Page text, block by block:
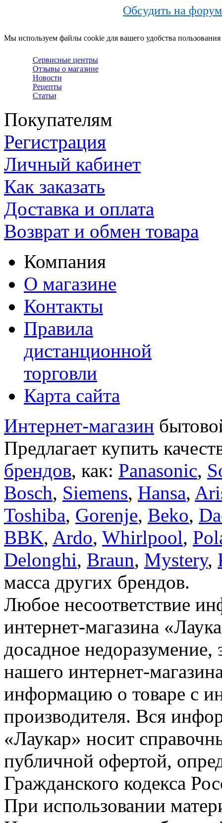
Обсудить на
Мы используем файлы cookie для вашего удобства
Сервисные центры
Отзывы о магазине
Новости
Рецепты
Статьи
Покупателям
Регистрация
Личный кабинет
Как заказать
Доставка и оплата
Возврат и обмен товара
Компания
О магазине
Контакты
Правила
дистанционной
торговли
Карта сайта
Интернет-магазин
Предлагает купить
брендов, как: Panasonic,
Bosch, Siemens, Hansa,
Toshiba, Gorenje, Beko,
BBK, Ardo, Whirlpool,
Delonghi, Braun, Mystery,
масса других брендов.
Любое несоответствие
интернет-магазина
досадное недоразумение,
нашего интернет-
информацию о товаре с
производителя. Вся
«Лаукар» носит
публичной офертой,
Гражданского кодекса
При использовании